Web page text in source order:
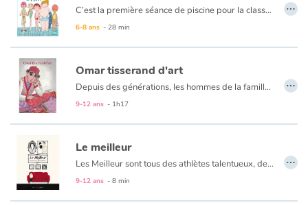
C’est la première séance de piscine pour la classe de CE1 de Maîtresse Susie. Alix et Paulin sont très impatients : pas étonnant, ils nagent déjà très bien. Pour Nino, c’est autre chose. Il a une trouille bleue de l’eau mais, par crainte des moqueries, s’est inscrit dans le groupe des dauphins… Mais Nino va vite s'apercevoir qu'il n'est pas le seul à avoir des complexes : Dorian se trouve trop gros dans son maillot, Violette a honte de ses verrues et Hassan a un troisième téton. Nino parviendra-t-il à avouer sa peur de l’eau à la classe ?
6-8 ans - 28 min
…
Omar tisserand d'art
Depuis des générations, les hommes de la famille de Omar sont bergers de père en fils. Ils élèvent des moutons Barbarin, en Tunisie. Mais le jeune garçon, lui, rêve d’être tisserand. Or ce métier a toujours été exercé par des femmes, et le père de Omar s’oppose fermement à la décision de son fils.
9-12 ans - 1h17
…
Le meilleur
Les Meilleur sont tous des athlètes talentueux, de véritables champions. Sauf Alex qui ne ressemble vraiment pas aux membres de sa famille. Il rêve de peindre des chefs-d’œuvre plutôt que de soulever des poids et haltères. Il est petit plutôt que gigantesque et musclé. Et pour cela, il est une déception pour son père et toute sa famille. Un jour, une idée germe dans sa tête afin de leur redonner le sourire. Alex réussira-t-il ?
9-12 ans - 8 min
…